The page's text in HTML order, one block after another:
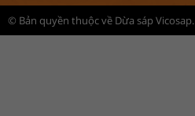
© Bản quyền thuộc về Dừa sáp Vicosap.